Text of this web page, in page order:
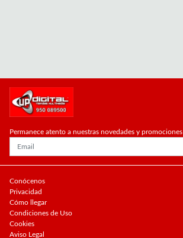
Permanece atento a nuestras novedades y promociones
Conócenos
Privacidad
Cómo llegar
Condiciones de Uso
Cookies
Aviso Legal